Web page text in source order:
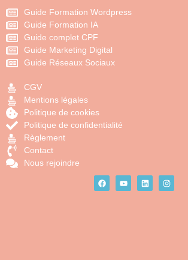
Guide Formation Wordpress
Guide Formation IA
Guide complet CPF
Guide Marketing Digital
Guide Réseaux Sociaux
CGV
Mentions légales
Politique de cookies
Politique de confidentialité
Règlement
Contact
Nous rejoindre